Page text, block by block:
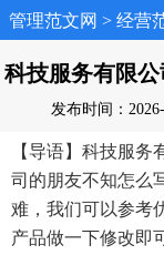
管理范文网 > 经营
科技服务有限公
发布时间：
【导语】科技服
司的朋友不知怎么
难，我们可以参考
产品做一下修改即